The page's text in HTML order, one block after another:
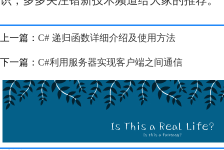
上一篇： C# 递归函数详细介绍及使用方法
下一篇： C#利用服务器实现客户端之间通信